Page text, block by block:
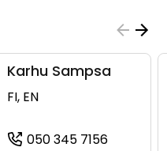
Karhu Sampsa
FI, EN
050 345 7156